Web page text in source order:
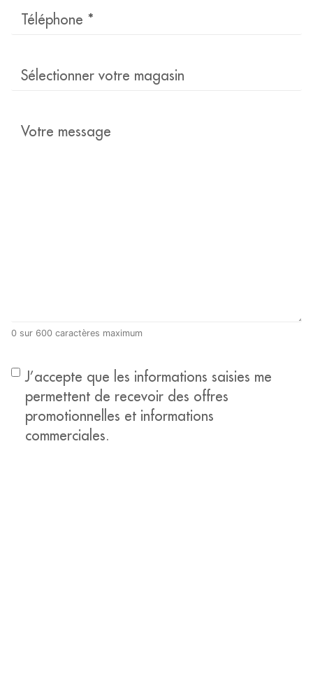
Téléphone
Sélectionner
votre
Votre
message *
0 sur 600 caractères maximum
J’accepte que les informations saisies me
permettent de recevoir des offres
promotionnelles et informations
commerciales.